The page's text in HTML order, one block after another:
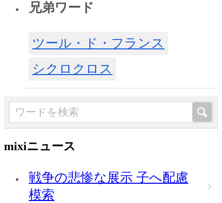
兄弟ワード
ツール・ド・フランス
シクロクロス
mixiニュース
戦争の悲惨な展示 子へ配慮
模索